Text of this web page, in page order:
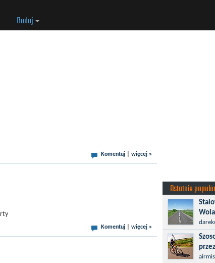
Dodaj
Komentuj więcej »
Komentuj więcej »
Ostatnio
Wola
Taki
ma ,
co